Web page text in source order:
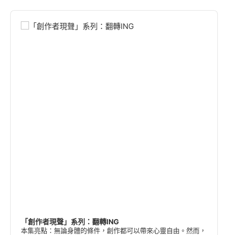
Audio
Player
「創作者現聲」系列：翻轉ING
本集亮點：無論身體的條件，創作都可以帶來心靈自由。然而，